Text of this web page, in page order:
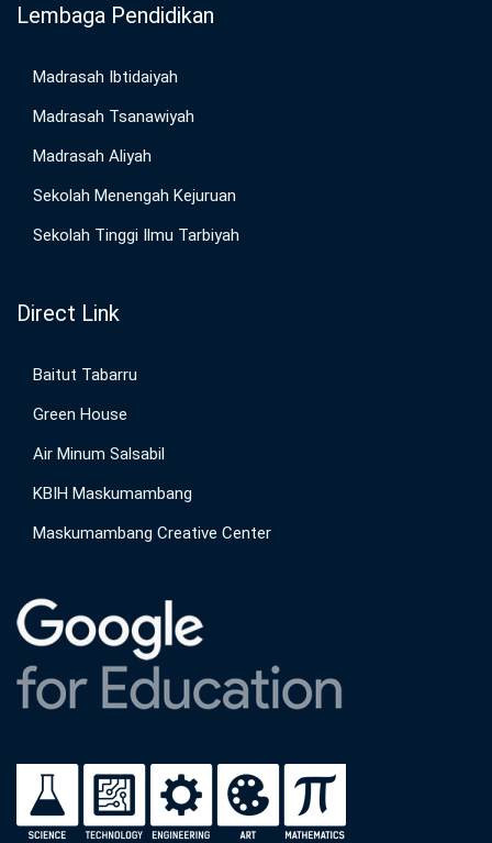
Lembaga Pendidikan
Madrasah Ibtidaiyah
Madrasah Tsanawiyah
Madrasah Aliyah
Sekolah Menengah Kejuruan
Sekolah Tinggi Ilmu Tarbiyah
Direct Link
Baitut Tabarru
Green House
Air Minum Salsabil
KBIH Maskumambang
Maskumambang Creative Center